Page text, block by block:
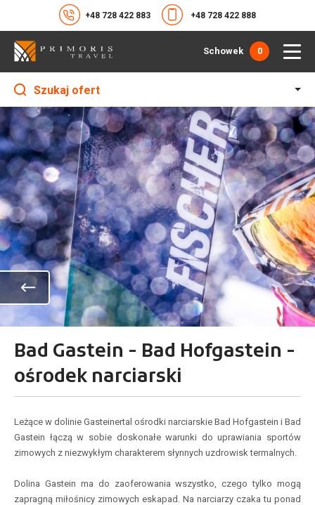
+48 728 422 883 +48 728 422 888
Schowek 0
Szukaj ofert
Bad Gastein - Bad Hofgastein -
ośrodek narciarski
Leżące w dolinie Gasteinertal ośrodki narciarskie Bad Hofgastein i Bad
Gastein łączą w sobie doskonałe warunki do uprawiania sportów
zimowych z niezwykłym charakterem słynnych uzdrowisk termalnych.
Dolina Gastein ma do zaoferowania wszystko, czego tylko mogą
zapragną miłośnicy zimowych eskapad. Na narciarzy czaka tu ponad